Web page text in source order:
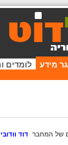
מידע לומדים
של המחבר דוד